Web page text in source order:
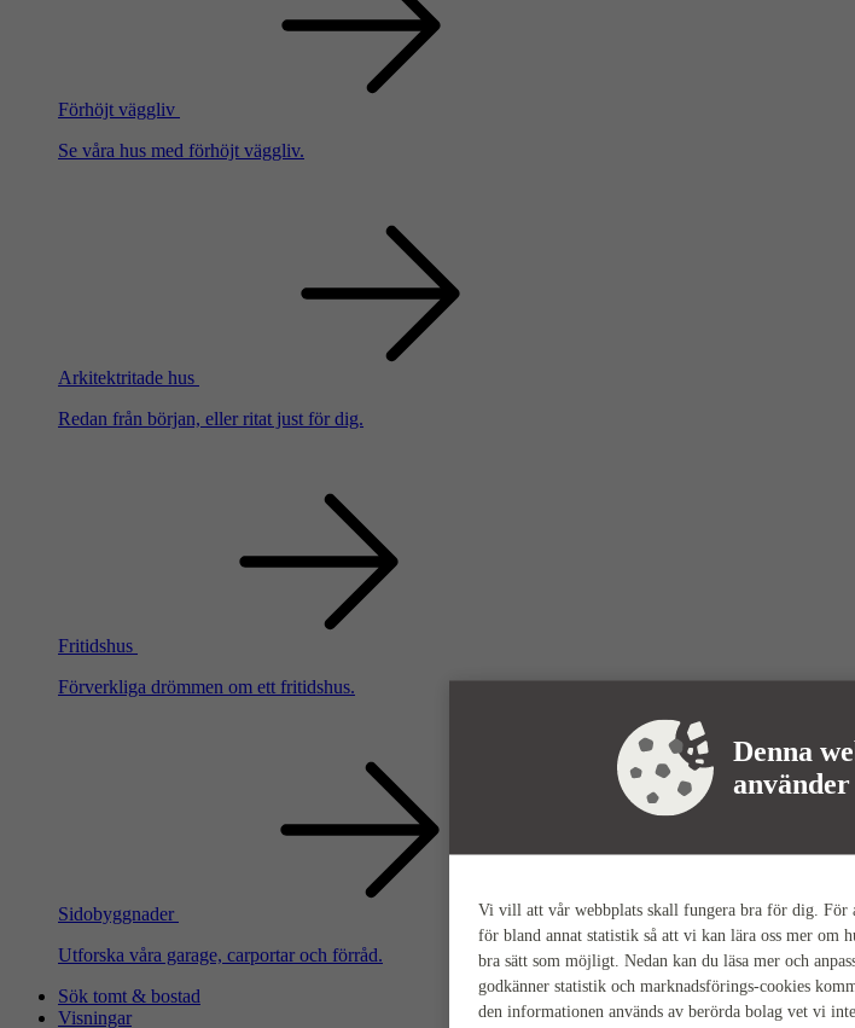
Denna
Vi vill att vår webbplats skall fungera bra för dig. För
för bland annat statistik så att vi kan lära oss mer om
bra sätt som möjligt. Nedan kan du läsa mer och
godkänner statistik och marknadsförings-cookies
den informationen används av berörda bolag vet vi
Förhöjt väggliv
Se våra hus med förhöjt väggliv.
Arkitektritade hus
Redan från början, eller ritat just för dig.
Fritidshus
Förverkliga drömmen om ett fritidshus.
Sidobyggnader
Utforska våra garage, carportar och förråd.
Sök tomt & bostad
Visningar